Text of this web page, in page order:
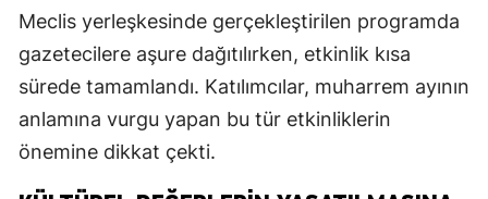
Meclis yerleşkesinde gerçekleştirilen programda
gazetecilere aşure dağıtılırken, etkinlik kısa
sürede tamamlandı. Katılımcılar, muharrem ayının
anlamına vurgu yapan bu tür etkinliklerin
önemine dikkat çekti.